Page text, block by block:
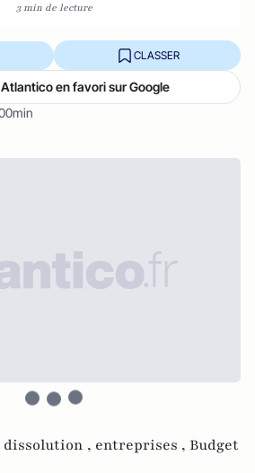
3 min de lecture
CLASSER
en favori sur Google
dissolution , entreprises , Budget